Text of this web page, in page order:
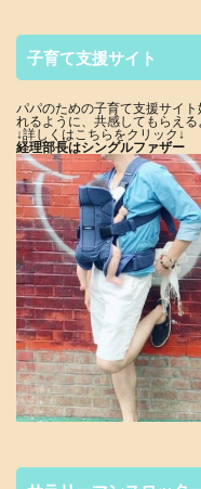
子育て支援サイト
パパのための子育て支援サイ
れるように、共感してもらえ
↓詳しくはこちらをクリック↓
経理部長はシングルファザー